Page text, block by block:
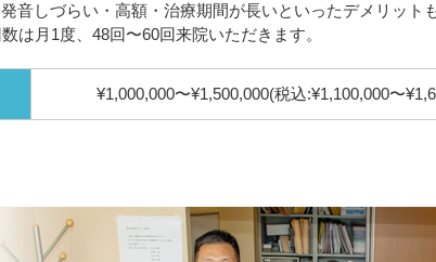
音しづらい・高額・治療期間が長いといったデメリット
は月1度、48回〜60回来院いただきます。
¥1,000,000〜¥1,500,000(税込:¥1,100,000〜